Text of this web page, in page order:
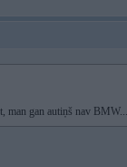
man gan autiņš nav